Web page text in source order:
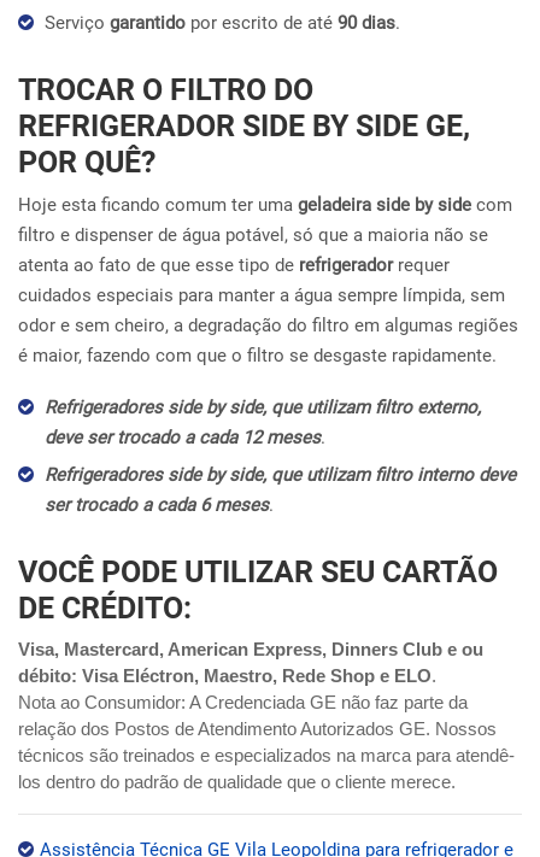
Serviço garantido por escrito de até 90 dias.
TROCAR O FILTRO DO
REFRIGERADOR SIDE BY SIDE GE,
POR QUÊ?
Hoje esta ficando comum ter uma geladeira side by side com
filtro e dispenser de água potável, só que a maioria não se
atenta ao fato de que esse tipo de refrigeradorrequer
cuidados especiais para manter a água sempre límpida, sem
odor e sem cheiro, a degradação do filtro em algumas regiões
é maior, fazendo com que o filtro se desgaste rapidamente.
Refrigeradores side by side, que utilizam filtro externo,
deve ser trocado a cada 12 meses.
Refrigeradores side by side, que utilizam filtro interno deve
ser trocado a cada 6 meses.
VOCÊ PODE UTILIZAR SEU CARTÃO
DE CRÉDITO:
Visa, Mastercard, American Express, Dinners Club e ou
débito: Visa Eléctron, Maestro, Rede Shop e ELO.
Nota ao Consumidor: A Credenciada GE não faz parte da
relação dos Postos de Atendimento Autorizados GE. Nossos
técnicos são treinados e especializados na marca para atendê-
los dentro do padrão de qualidade que o cliente merece.
Assistência Técnica GE Vila Leopoldina para refrigerador e